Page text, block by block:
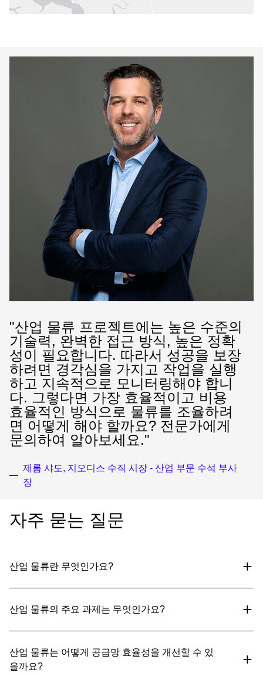
"산업 물류 프로젝트에는 높은 수준의
기술력, 완벽한 접근 방식, 높은 정확
성이 필요합니다. 따라서 성공을 보장
하려면 경각심을 가지고 작업을 실행
하고 지속적으로 모니터링해야 합니
다. 그렇다면 가장 효율적이고 비용
효율적인 방식으로 물류를 조율하려
면 어떻게 해야 할까요? 전문가에게
문의하여 알아보세요."
제롬 샤도, 지오디스 수직 시장 - 산업 부문 수석 부사
장
자주 묻는 질문
산업 물류란 무엇인가요?
산업 물류의 주요 과제는 무엇인가요?
산업 물류는 어떻게 공급망 효율성을 개선할 수 있
을까요?